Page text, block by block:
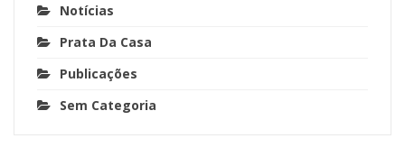
Notícias
Prata Da Casa
Publicações
Sem Categoria